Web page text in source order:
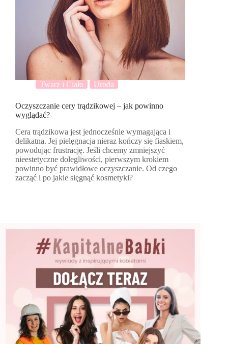
Twarz i Ciało Uroda
Oczyszczanie cery trądzikowej – jak powinno
wyglądać?
Cera trądzikowa jest jednocześnie wymagająca i
delikatna. Jej pielęgnacja nieraz kończy się fiaskiem,
powodując frustrację. Jeśli chcemy zmniejszyć
nieestetyczne dolegliwości, pierwszym krokiem
powinno być prawidłowe oczyszczanie. Od czego
zacząć i po jakie sięgnąć kosmetyki?